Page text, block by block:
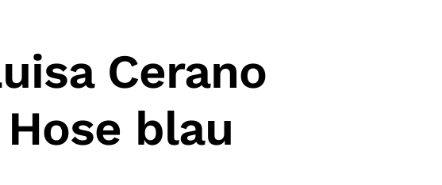
Cerano
Hose blau